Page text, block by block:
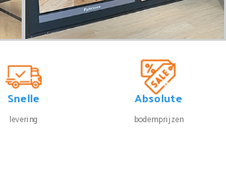
Snelle
levering
Absolute
bodemprijzen